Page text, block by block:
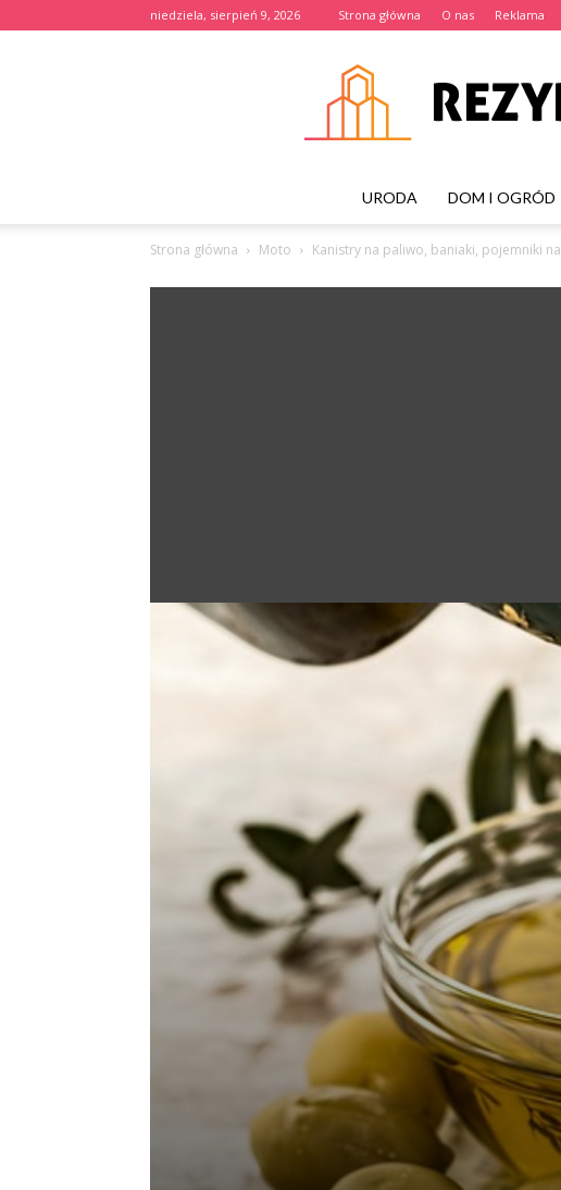
niedziela, sierpień 9, 2026 Strona główna O nas Reklama
URODA DOM I OGRÓD
Strona główna Moto Kanistry na paliwo, baniaki, pojemniki